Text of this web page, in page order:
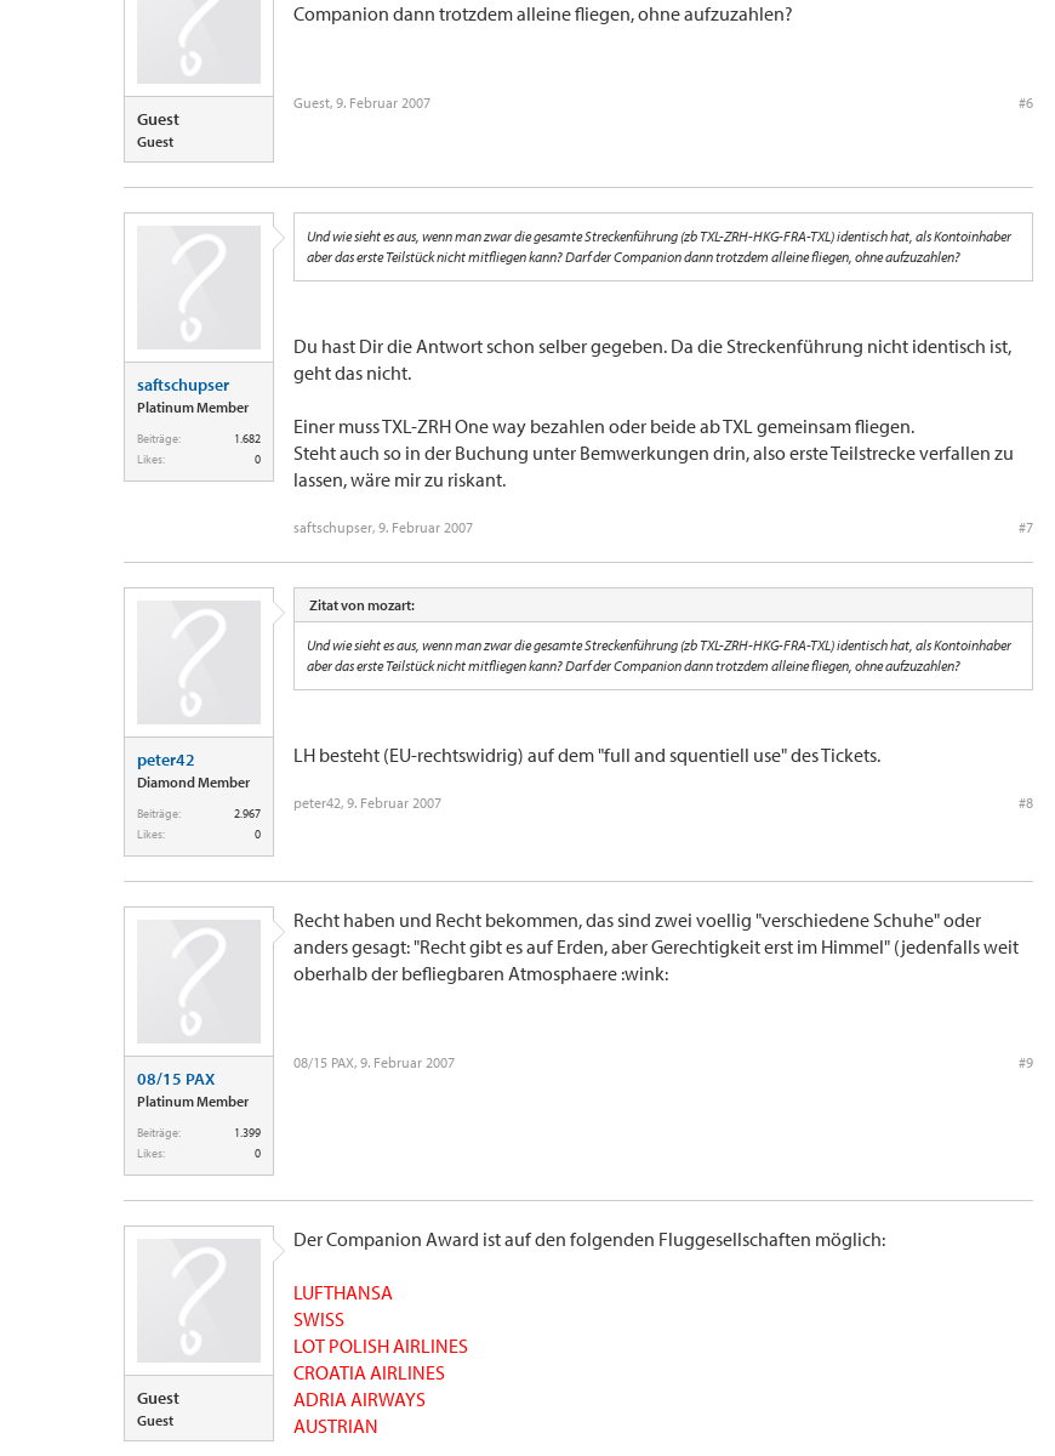
Guest
Guest
Companion dann trotzdem alleine fliegen, ohne aufzuzahlen?
Guest, 9. Februar 2007 #6
saftschupser
Platinum Member
Beiträge:
1.682
Likes:
0
Und wie sieht es aus, wenn man zwar die gesamte Streckenführung (zb TXL-ZRH-HKG-FRA-TXL) identisch hat, als Kontoinhaber
aber das erste Teilstück nicht mitfliegen kann? Darf der Companion dann trotzdem alleine fliegen, ohne aufzuzahlen?
Du hast Dir die Antwort schon selber gegeben. Da die Streckenführung nicht identisch ist,
geht das nicht.
Einer muss TXL-ZRH One way bezahlen oder beide ab TXL gemeinsam fliegen.
Steht auch so in der Buchung unter Bemwerkungen drin, also erste Teilstrecke verfallen zu
lassen, wäre mir zu riskant.
saftschupser, 9. Februar 2007 #7
peter42
Diamond Member
Beiträge:
2.967
Likes:
0
Zitat von mozart:
Und wie sieht es aus, wenn man zwar die gesamte Streckenführung (zb TXL-ZRH-HKG-FRA-TXL) identisch hat, als Kontoinhaber
aber das erste Teilstück nicht mitfliegen kann? Darf der Companion dann trotzdem alleine fliegen, ohne aufzuzahlen?
LH besteht (EU-rechtswidrig) auf dem "full and squentiell use" des Tickets.
peter42, 9. Februar 2007 #8
08/15 PAX
Platinum Member
Beiträge:
1.399
Likes:
0
Recht haben und Recht bekommen, das sind zwei voellig "verschiedene Schuhe" oder
anders gesagt: "Recht gibt es auf Erden, aber Gerechtigkeit erst im Himmel" (jedenfalls weit
oberhalb der befliegbaren Atmosphaere :wink:
08/15 PAX, 9. Februar 2007 #9
Guest
Guest
Der Companion Award ist auf den folgenden Fluggesellschaften möglich:
LUFTHANSA
SWISS
LOT POLISH AIRLINES
CROATIA AIRLINES
ADRIA AIRWAYS
AUSTRIAN